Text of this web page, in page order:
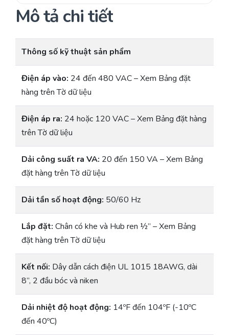
Mô tả chi tiết
Thông số kỹ thuật sản phẩm
Điện áp vào: 24 đến 480 VAC – Xem Bảng đặt
hàng trên Tờ dữ liệu
Điện áp ra: 24 hoặc 120 VAC – Xem Bảng đặt hàng
trên Tờ dữ liệu
Dải công suất ra VA: 20 đến 150 VA – Xem Bảng
đặt hàng trên Tờ dữ liệu
Dải tần số hoạt động: 50/60 Hz
Lắp đặt: Chân có khe và Hub ren ½” – Xem Bảng
đặt hàng trên Tờ dữ liệu
Kết nối: Dây dẫn cách điện UL 1015 18AWG, dài
8”, 2 đầu bóc và niken
Dải nhiệt độ hoạt động: 14ºF đến 104ºF (-10ºC
đến 40ºC)